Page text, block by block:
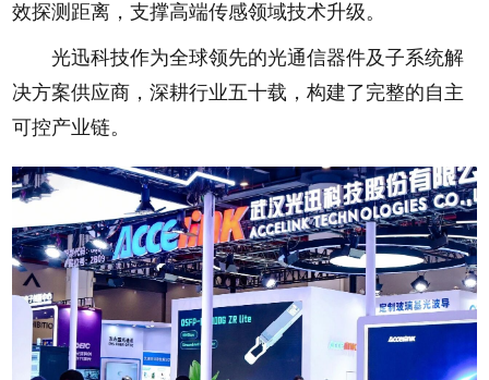
效探测距离，支撑高端传感领域技术升级。
光迅科技作为全球领先的光通信器件及子系统解
决方案供应商，深耕行业五十载，构建了完整的自主
可控产业链。